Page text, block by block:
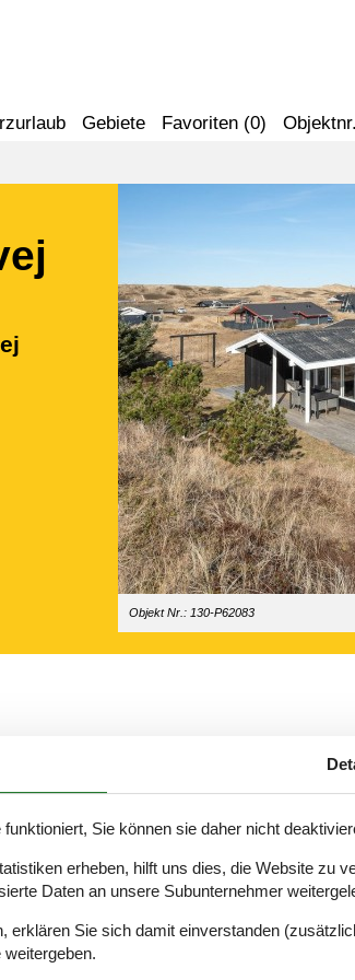
Gebiete Favoriten (0)
Objekt Nr.: 130-P62083
und verkehrsarmen Bjerregård.
der ganzen Familie im Sommer, um vom
Sie können sie daher nicht
erheben, hilft uns dies, die Website zu
Daten an unsere Subunternehmer
erklären Sie sich damit einverstanden